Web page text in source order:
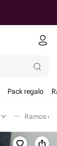
Pack regalo
Ramos